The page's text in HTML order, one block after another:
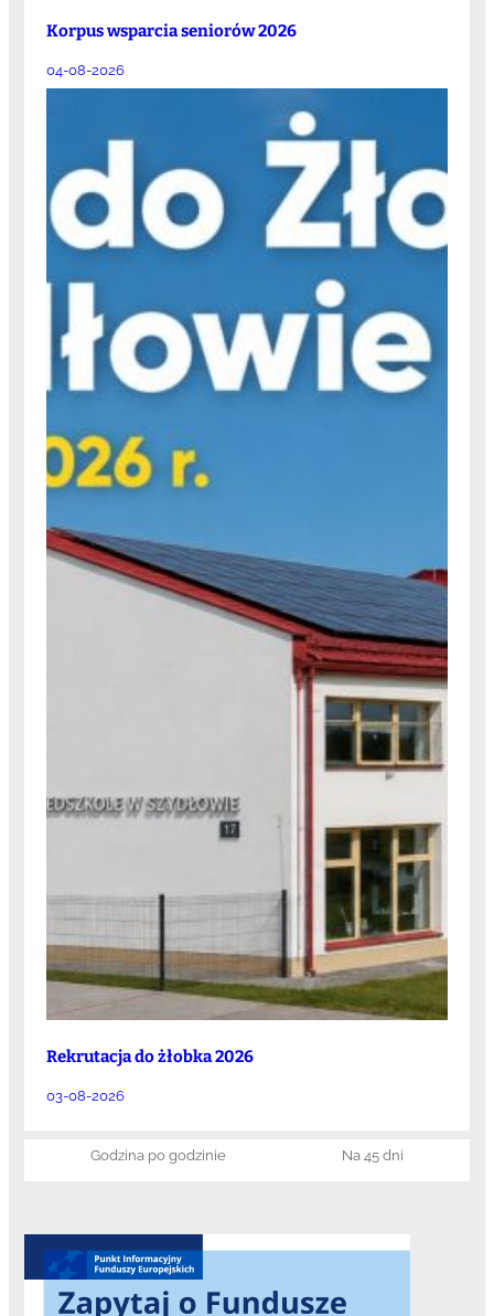
Korpus wsparcia seniorów 2026
04-08-2026
Rekrutacja do żłobka 2026
03-08-2026
Godzina po godzinie Na 45 dni